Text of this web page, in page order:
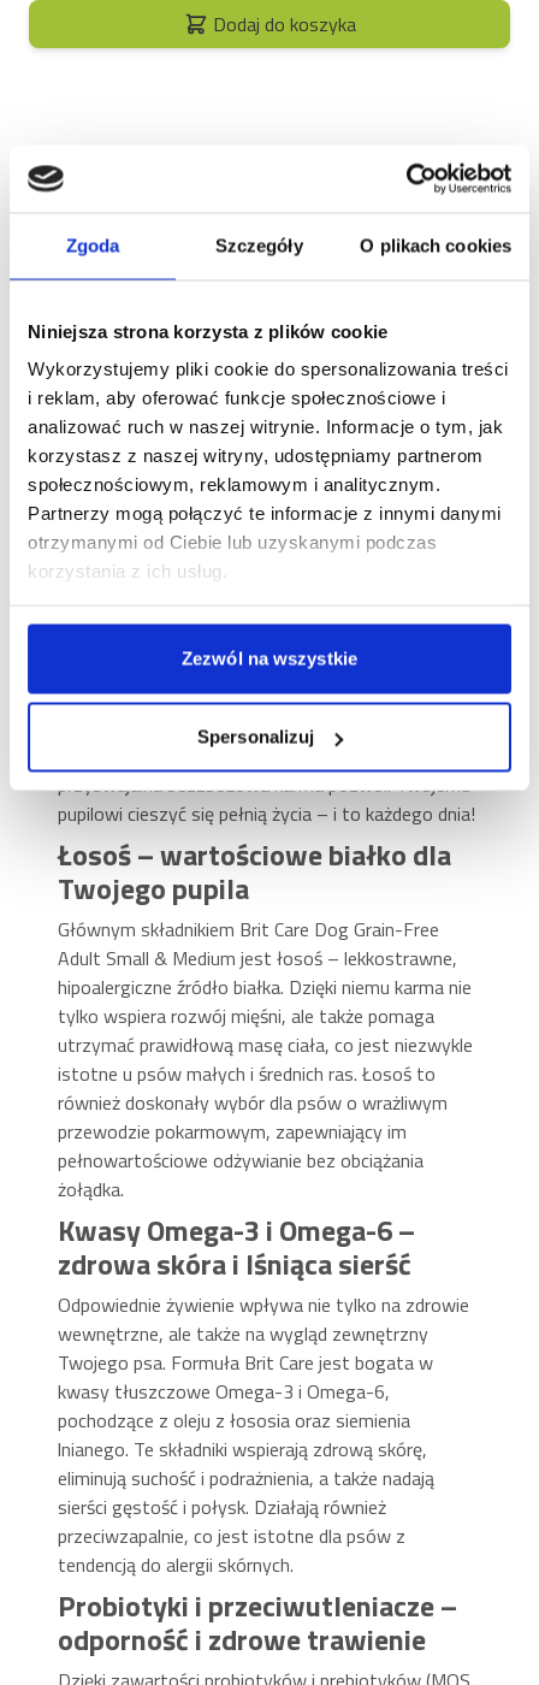
Zgoda Szczegóły O plikach cookies
Niniejsza strona korzysta z plików cookie
Wykorzystujemy pliki cookie do spersonalizowania treści
i reklam, aby oferować funkcje społecznościowe i
analizować ruch w naszej witrynie. Informacje o tym, jak
korzystasz z naszej witryny, udostępniamy partnerom
społecznościowym, reklamowym i analitycznym.
Partnerzy mogą połączyć te informacje z innymi danymi
otrzymanymi od Ciebie lub uzyskanymi podczas
korzystania z ich usług.
Zezwól na wszystkie
Spersonalizuj
Dodaj do koszyka
Brit Care Dog Grain-Free
Adult Small & Medium –
odżywcza receptura
skomponowana z myślą o
wsparciu organizmu
dorosłych psów
Twój pies to prawdziwy wulkan energii, zawsze
gotowy na spacer, zabawę i nowe wyzwania? A
może uwielbia spokojny relaks u Twojego boku?
dobrego samopoczucia. Dlatego jeśli należy do
małych lub średnich ras (1–25 kg), sięgnij po Brit
Care Dog Grain-Free Adult Small & Medium z
łososiem i ziemniakami. Ta lekkostrawna, dobrze
przyswajalna bezzbożowa karma pozwoli Twojemu
pupilowi cieszyć się pełnią życia – i to każdego dnia!
Łosoś – wartościowe białko dla
Twojego pupila
Głównym składnikiem Brit Care Dog Grain-Free
Adult Small & Medium jest łosoś – lekkostrawne,
hipoalergiczne źródło białka. Dzięki niemu karma nie
tylko wspiera rozwój mięśni, ale także pomaga
utrzymać prawidłową masę ciała, co jest niezwykle
istotne u psów małych i średnich ras. Łosoś to
również doskonały wybór dla psów o wrażliwym
przewodzie pokarmowym, zapewniający im
pełnowartościowe odżywianie bez obciążania
żołądka.
Kwasy Omega-3 i Omega-6 –
zdrowa skóra i lśniąca sierść
Odpowiednie żywienie wpływa nie tylko na zdrowie
wewnętrzne, ale także na wygląd zewnętrzny
Twojego psa. Formuła Brit Care jest bogata w
kwasy tłuszczowe Omega-3 i Omega-6,
pochodzące z oleju z łososia oraz siemienia
lnianego. Te składniki wspierają zdrową skórę,
eliminują suchość i podrażnienia, a także nadają
sierści gęstość i połysk. Działają również
przeciwzapalnie, co jest istotne dla psów z
tendencją do alergii skórnych.
Probiotyki i przeciwutleniacze –
odporność i zdrowe trawienie